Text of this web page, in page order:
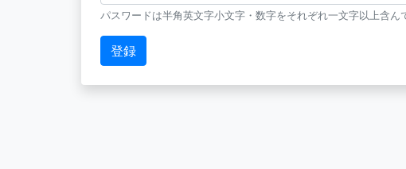
パスワードは半角英文字小文字・数字をそれぞれ一文字以上含ん
登録